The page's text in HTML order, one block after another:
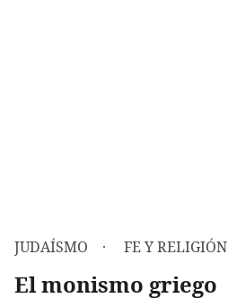
JUDAÍSMO FE Y RELIGIÓN
El monismo griego